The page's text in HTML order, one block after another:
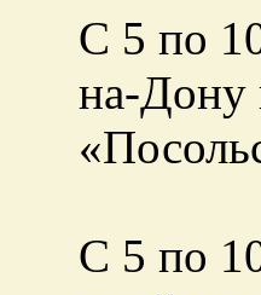
С 5 по
на-Дону
C 5 по